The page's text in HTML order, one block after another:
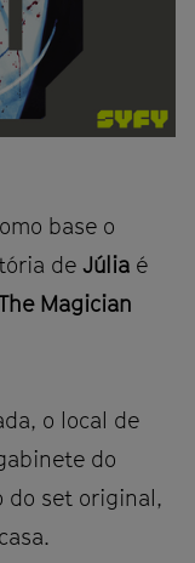
base o
de Júlia é
Magician
o local de
do
do set original,